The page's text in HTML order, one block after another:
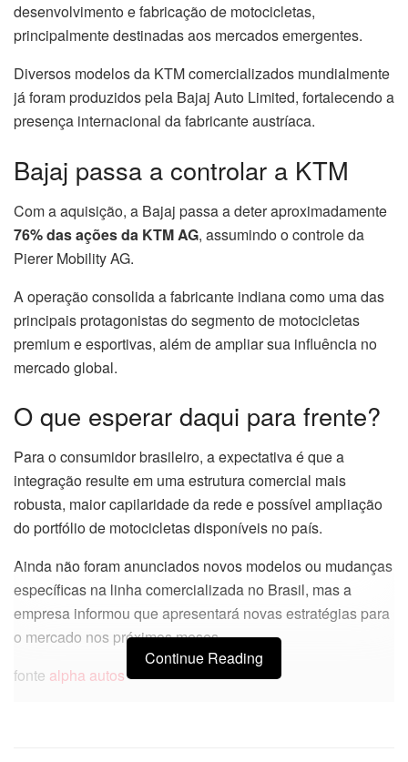
desenvolvimento e fabricação de motocicletas,
principalmente destinadas aos mercados emergentes.
Diversos modelos da KTM comercializados mundialmente
já foram produzidos pela Bajaj Auto Limited, fortalecendo a
presença internacional da fabricante austríaca.
Bajaj passa a controlar a KTM
Com a aquisição, a Bajaj passa a deter aproximadamente
76% das ações da KTM AG, assumindo o controle da
Pierer Mobility AG.
A operação consolida a fabricante indiana como uma das
principais protagonistas do segmento de motocicletas
premium e esportivas, além de ampliar sua influência no
mercado global.
O que esperar daqui para frente?
Para o consumidor brasileiro, a expectativa é que a
integração resulte em uma estrutura comercial mais
robusta, maior capilaridade da rede e possível ampliação
do portfólio de motocicletas disponíveis no país.
Ainda não foram anunciados novos modelos ou mudanças
específicas na linha comercializada no Brasil, mas a
empresa informou que apresentará novas estratégias para
o mercado nos próximos meses.
fonte alpha autos
Continue Reading